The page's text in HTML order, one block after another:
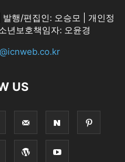
행/편집인: 오승모 | 개인정
년보호책임자: 오윤경
US